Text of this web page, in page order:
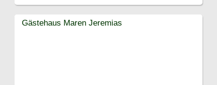
Gästehaus Maren Jeremias